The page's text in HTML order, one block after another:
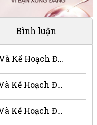
Bình luận
Chương 7 - Người Bạn Thân Và Kế Hoạch Đen Tối
Chương 6 - Người Bạn Thân Và Kế Hoạch Đen Tối
Chương 5 - Người Bạn Thân Và Kế Hoạch Đen Tối